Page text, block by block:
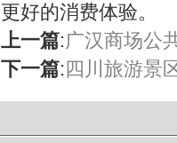
更好的消费体验。
上一篇:广汉商场公
下一篇: 四川旅游景